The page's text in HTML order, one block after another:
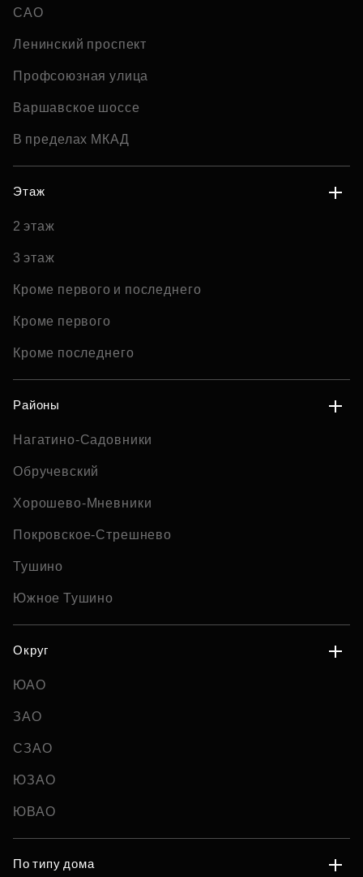
САО
Ленинский проспект
Профсоюзная улица
Варшавское шоссе
В пределах МКАД
Этаж
2 этаж
3 этаж
Кроме первого и последнего
Кроме первого
Кроме последнего
Районы
Нагатино-Садовники
Обручевский
Хорошево-Мневники
Покровское-Стрешнево
Тушино
Южное Тушино
Округ
ЮАО
ЗАО
СЗАО
ЮЗАО
ЮВАО
По типу дома